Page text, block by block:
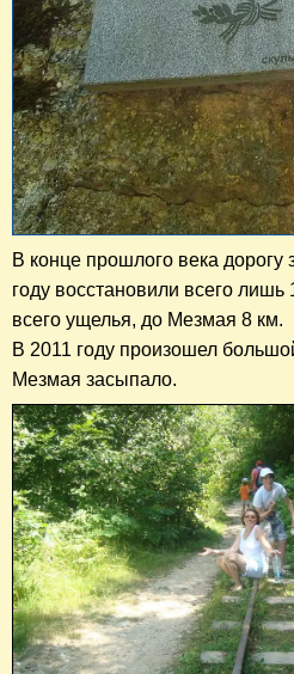
В конце прошлого века дорогу
году восстановили всего лишь
всего ущелья, до Мезмая 8 км.
В 2011 году произошел
Мезмая засыпало.